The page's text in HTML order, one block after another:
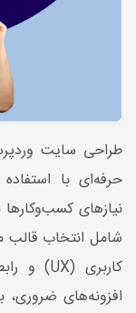
طراحی سایت
نیازهای
شامل انتخاب
افزونه‌های